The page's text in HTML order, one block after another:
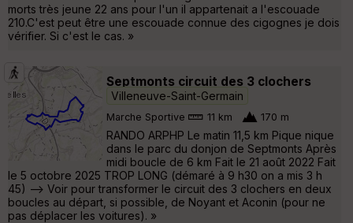
morts très jeune 22 ans pour l'un il appartenait a l'escouade
210.C'est peut être une escouade connue des cigognes je dois
vérifier. Si c'est le cas. »
Septmonts circuit des 3 clochers
Villeneuve-Saint-Germain
Marche Sportive 11 km 170 m
RANDO ARPHP Le matin 11,5 km Pique nique
dans le parc du donjon de Septmonts Après
midi boucle de 6 km Fait le 21 août 2022 Fait
le 5 octobre 2025 TROP LONG (démaré à 9 h30 on a mis 3 h
45) --> Voir pour transformer le circuit des 3 clochers en deux
boucles au départ, si possible, de Noyant et Aconin (pour ne
pas déplacer les voitures). »